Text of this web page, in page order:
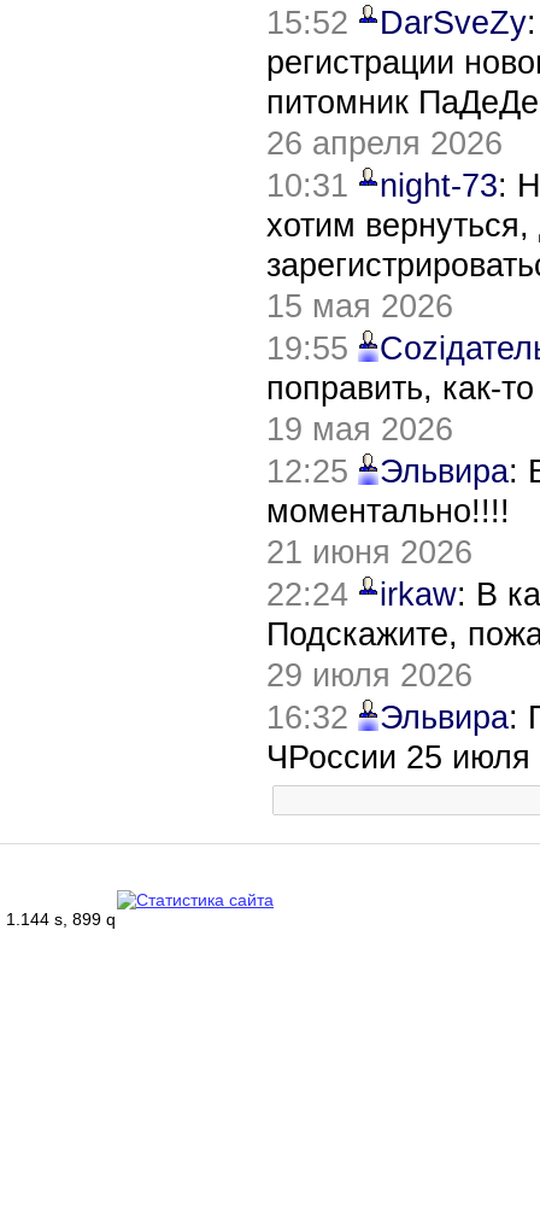
15:52
DarSveZy
регистрации
питомник
26 апреля 2026
10:31
night-73:
хотим
15 мая 2026
19:55
поправить, как-
19 мая 2026
12:25
Эльвира:
моментально!!!!
21 июня 2026
22:24
irkaw: В
Подскажите,
29 июля 2026
16:32
Эльвира:
ЧРоссии 25 июля
1.144 s, 899 q